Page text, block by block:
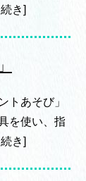
き]
トあそび」
を使い、指
き]